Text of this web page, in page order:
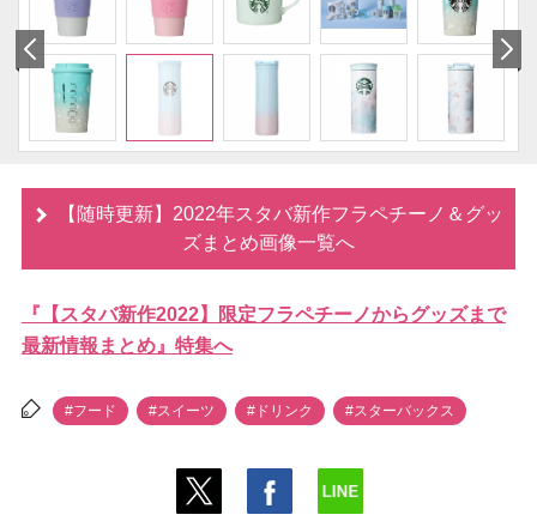
【随時更新】2022年スタバ新作フラペチーノ＆グッ
ズまとめ画像一覧へ
『【スタバ新作2022】限定フラペチーノからグッズまで
最新情報まとめ』特集へ
#フード #スイーツ #ドリンク #スターバックス